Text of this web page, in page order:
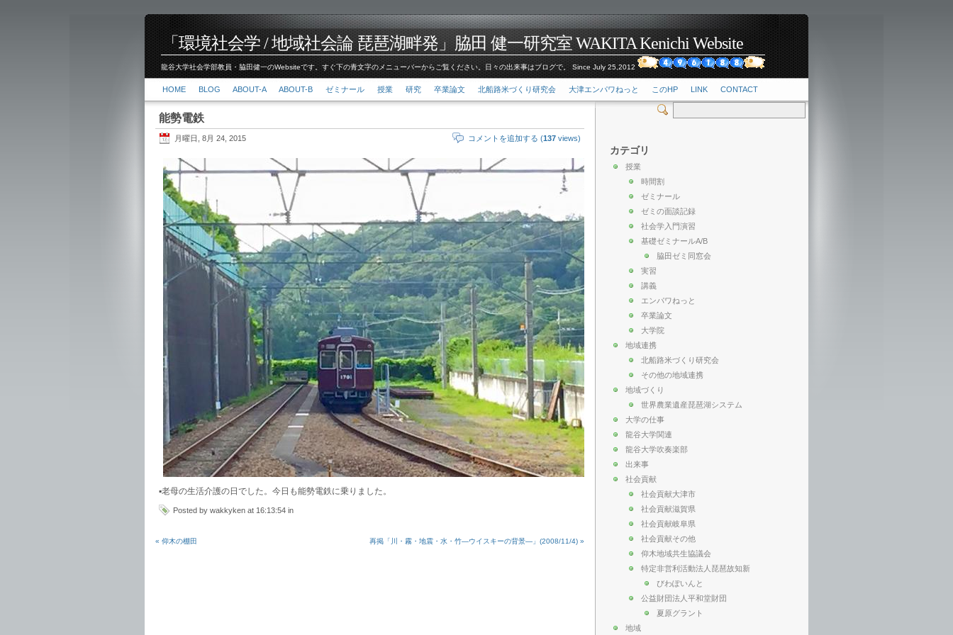
「環境社会学 / 地域社会論 琵琶湖畔発」脇田 健一研究室 WAKITA Kenichi Website
龍谷大学社会学部教員・脇田健一のWebsiteです。すぐ下の青文字のメニューバーからご覧ください。日々の出来事はブログで。 Since July 25,2012
HOME BLOG ABOUT-A ABOUT-B ゼミナール 授業 研究 卒業論文 北船路米づくり研究会 大津エンパワねっと このHP LINK CONTACT
能勢電鉄
月曜日, 8月 24, 2015 コメントを追加する (137 views)
▪︎老母の生活介護の日でした。今日も能勢電鉄に乗りました。
Posted by wakkyken at 16:13:54 in
再掲「川・霧・地震・水・竹―ウイスキーの背景―」(2008/11/4) »
« 仰木の棚田
カテゴリ
授業
時間割
ゼミナール
ゼミの面談記録
社会学入門演習
基礎ゼミナールA/B
脇田ゼミ同窓会
実習
講義
エンパワねっと
卒業論文
大学院
地域連携
北船路米づくり研究会
その他の地域連携
地域づくり
世界農業遺産琵琶湖システム
大学の仕事
龍谷大学関連
龍谷大学吹奏楽部
出来事
社会貢献
社会貢献大津市
社会貢献滋賀県
社会貢献岐阜県
社会貢献その他
仰木地域共生協議会
特定非営利活動法人琵琶故知新
びわぽいんと
公益財団法人平和堂財団
夏原グラント
地域